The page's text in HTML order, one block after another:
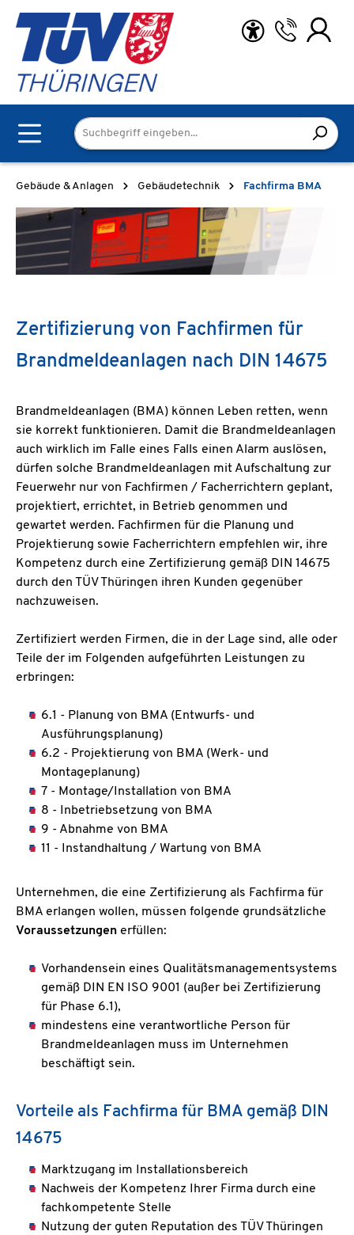
Zum Hauptinhalt springen
Gebäude & Anlagen Gebäudetechnik Fachfirma BMA
Zertifizierung von Fachfirmen für
Brandmeldeanlagen nach DIN 14675
Brandmeldeanlagen (BMA) können Leben retten, wenn
sie korrekt funktionieren. Damit die Brandmeldeanlagen
auch wirklich im Falle eines Falls einen Alarm auslösen,
dürfen solche Brandmeldeanlagen mit Aufschaltung zur
Feuerwehr nur von Fachfirmen / Facherrichtern geplant,
projektiert, errichtet, in Betrieb genommen und
gewartet werden. Fachfirmen für die Planung und
Projektierung sowie Facherrichtern empfehlen wir, ihre
Kompetenz durch eine Zertifizierung gemäß DIN 14675
durch den TÜV Thüringen ihren Kunden gegenüber
nachzuweisen.
Zertifiziert werden Firmen, die in der Lage sind, alle oder
Teile der im Folgenden aufgeführten Leistungen zu
erbringen:
6.1 - Planung von BMA (Entwurfs- und
Ausführungsplanung)
6.2 - Projektierung von BMA (Werk- und
Montageplanung)
7 - Montage/Installation von BMA
8 - Inbetriebsetzung von BMA
9 - Abnahme von BMA
11 - Instandhaltung / Wartung von BMA
Unternehmen, die eine Zertifizierung als Fachfirma für
BMA erlangen wollen, müssen folgende grundsätzliche
Voraussetzungen erfüllen:
Vorhandensein eines Qualitätsmanagementsystems
gemäß DIN EN ISO 9001 (außer bei Zertifizierung
für Phase 6.1),
mindestens eine verantwortliche Person für
Brandmeldeanlagen muss im Unternehmen
beschäftigt sein.
Vorteile als Fachfirma für BMA gemäß DIN
14675
Marktzugang im Installationsbereich
Nachweis der Kompetenz Ihrer Firma durch eine
fachkompetente Stelle
Nutzung der guten Reputation des TÜV Thüringen